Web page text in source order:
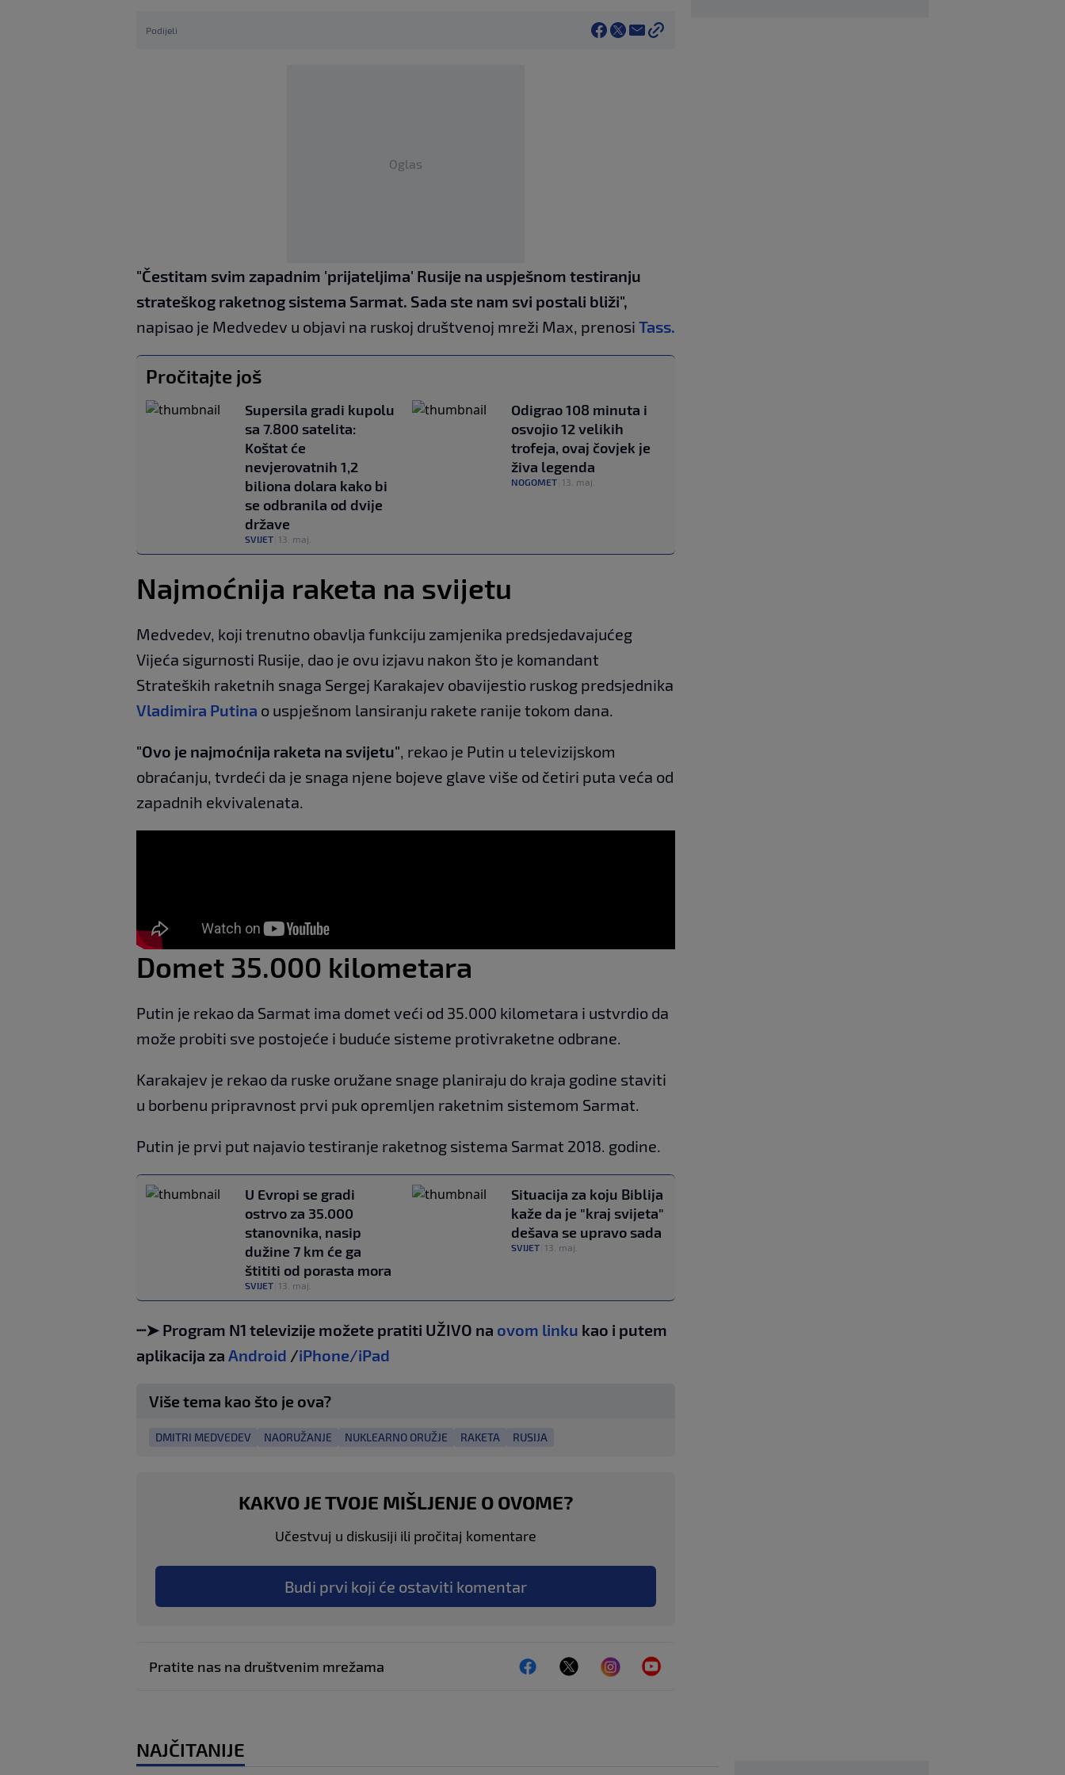
Podijeli
Oglas
"Čestitam svim zapadnim 'prijateljima' Rusije na uspješnom testiranju
strateškog raketnog sistema Sarmat. Sada ste nam svi postali bliži",
napisao je Medvedev u objavi na ruskoj društvenoj mreži Max, prenosi Tass.
Pročitajte još
Supersila gradi kupolu
sa 7.800 satelita:
Koštat će
nevjerovatnih 1,2
biliona dolara kako bi
se odbranila od dvije
države
SVIJET 13. maj.
Odigrao 108 minuta i
osvojio 12 velikih
trofeja, ovaj čovjek je
živa legenda
NOGOMET 13. maj.
Najmoćnija raketa na svijetu
Medvedev, koji trenutno obavlja funkciju zamjenika predsjedavajućeg
Vijeća sigurnosti Rusije, dao je ovu izjavu nakon što je komandant
Strateških raketnih snaga Sergej Karakajev obavijestio ruskog predsjednika
Vladimira Putina o uspješnom lansiranju rakete ranije tokom dana.
"Ovo je najmoćnija raketa na svijetu" , rekao je Putin u televizijskom
obraćanju, tvrdeći da je snaga njene bojeve glave više od četiri puta veća od
zapadnih ekvivalenata.
Domet 35.000 kilometara
Putin je rekao da Sarmat ima domet veći od 35.000 kilometara i ustvrdio da
može probiti sve postojeće i buduće sisteme protivraketne odbrane.
Karakajev je rekao da ruske oružane snage planiraju do kraja godine staviti
u borbenu pripravnost prvi puk opremljen raketnim sistemom Sarmat.
Putin je prvi put najavio testiranje raketnog sistema Sarmat 2018. godine.
U Evropi se gradi
ostrvo za 35.000
stanovnika, nasip
dužine 7 km će ga
štititi od porasta mora
SVIJET 13. maj.
Situacija za koju Biblija
kaže da je "kraj svijeta"
dešava se upravo sada
SVIJET 13. maj.
┈➤ Program N1 televizije možete pratiti UŽIVO na ovom linku kao i putem
aplikacija za Android /iPhone/iPad
Više tema kao što je ova?
DMITRI MEDVEDEV NAORUŽANJE NUKLEARNO ORUŽJE RAKETA RUSIJA
KAKVO JE TVOJE MIŠLJENJE O OVOME?
Učestvuj u diskusiji ili pročitaj komentare
Budi prvi koji će ostaviti komentar
Pratite nas na društvenim mrežama
NAJČITANIJE